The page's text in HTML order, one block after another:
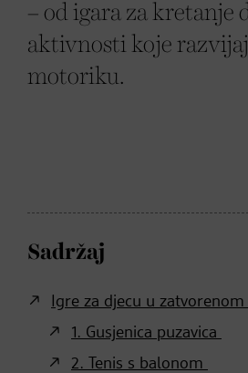
– od igara za kretanje
aktivnosti koje
motoriku.
Sadržaj
Igre za djecu u
1. Gusjenica puzavica
2. Tenis s balonom